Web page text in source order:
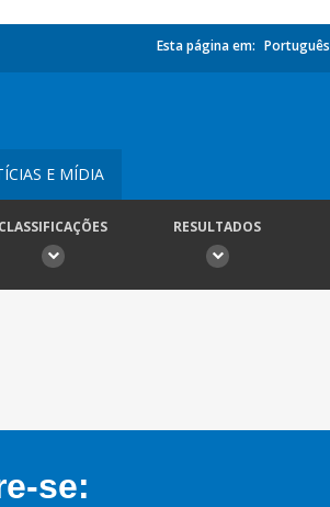
Esta página em: Português
E MÍDIA
CLASSIFICAÇÕES RESULTADOS
se: